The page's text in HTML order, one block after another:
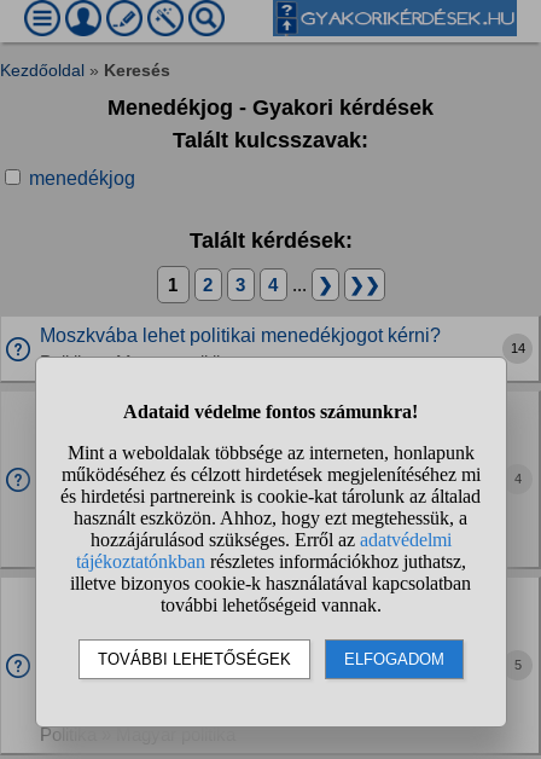
Kezdőoldal » Keresés
Menedékjog - Gyakori kérdések
Talált kulcsszavak:
menedékjog
Talált kérdések:
1 2 3 4 ... ❯ ❯❯
Moszkvába lehet politikai menedékjogot kérni?
Politika » Magyar politika
14
Orbán most elmenekül? Várhatóan hol kér majd
Korábban is hallottam hogy követné a lányát az USA-ba
Trump védelmében bízva. Bár Moszkva is kézenfekvő
opciónak tűnik. Most lemondott a mandátumáról, ez elég
egyértelmű jel a szándékára?
Politika » Magyar politika
4
Aki most politikai menedékjoggal van X országban,
mikor biztonságos visszatérnie?
Nagyon jó lenne már, de nyilván nem véletlenül adták meg
azonnal a menedékjogot, és nem szeretném a bőrömet
Politika » Magyar politika
5